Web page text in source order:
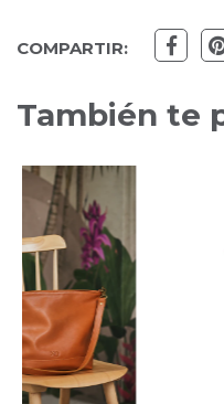
COMPARTIR:
También te